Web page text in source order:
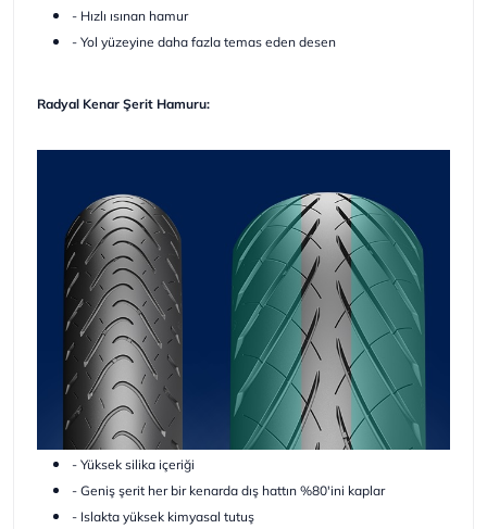
- Hızlı ısınan hamur
- Yol yüzeyine daha fazla temas eden desen
Radyal Kenar Şerit Hamuru:
- Yüksek silika içeriği
- Geniş şerit her bir kenarda dış hattın %80'ini kaplar
- Islakta yüksek kimyasal tutuş